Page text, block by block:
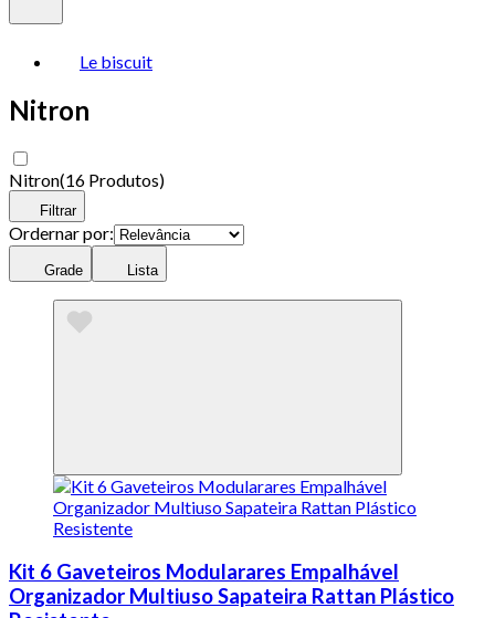
Le biscuit
Nitron
Nitron(16 Produtos)
Filtrar
Ordernar por:
Grade Lista
Kit 6 Gaveteiros Modularares Empalhável
Organizador Multiuso Sapateira Rattan Plástico